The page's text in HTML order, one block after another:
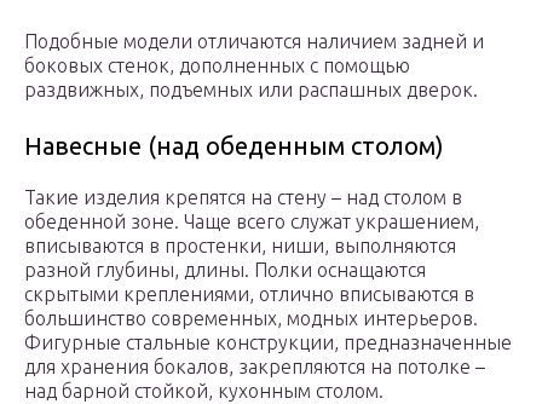
Подобные модели отличаются наличием задней и
боковых стенок, дополненных с помощью
раздвижных, подъемных или распашных дверок.
Навесные (над обеденным столом)
Такие изделия крепятся на стену – над столом в
обеденной зоне. Чаще всего служат украшением,
вписываются в простенки, ниши, выполняются
разной глубины, длины. Полки оснащаются
скрытыми креплениями, отлично вписываются в
большинство современных, модных интерьеров.
Фигурные стальные конструкции, предназначенные
для хранения бокалов, закрепляются на потолке –
над барной стойкой, кухонным столом.